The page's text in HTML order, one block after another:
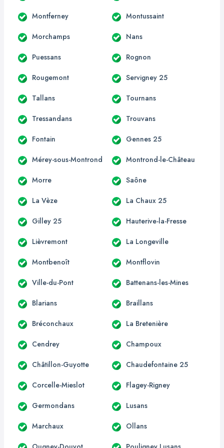
Montferney Montussaint
Morchamps Nans
Puessans Rognon
Rougemont Servigney 25
Tallans Tournans
Tressandans Trouvans
Fontain Gennes 25
Mérey-sous-Montrond Montrond-le-Château
Morre Saône
La Vèze La Chaux 25
Gilley 25 Hauterive-la-Fresse
Lièvremont La Longeville
Montbenoît Montflovin
Ville-du-Pont Battenans-les-Mines
Blarians Braillans
Bréconchaux La Bretenière
Cendrey Champoux
Châtillon-Guyotte Chaudefontaine 25
Corcelle-Mieslot Flagey-Rigney
Germondans Lusans
Marchaux Ollans